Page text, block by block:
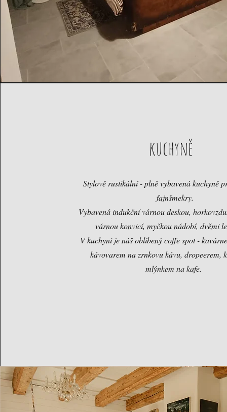
kuchyně
Stylově rustikální - plně vybavená kuchyně
fajnšmekry.
Vybavená indukční várnou deskou,
várnou konvicí, myčkou nádobí, dvěmi
V kuchyni je náš oblíbený coffe spot -
kávovarem na zrnkovu kávu, dropeerem,
mlýnkem na kafe.